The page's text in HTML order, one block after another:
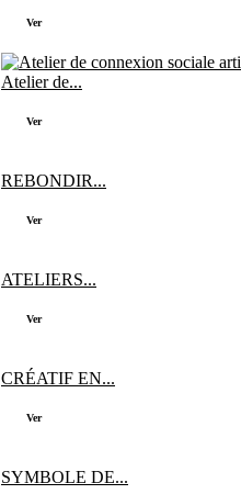
Ver
Atelier de...
Ver
REBONDIR...
Ver
ATELIERS...
Ver
CRÉATIF EN...
Ver
SYMBOLE DE...